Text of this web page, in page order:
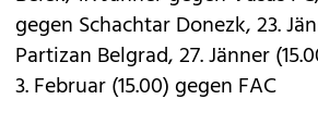
gegen Schachtar Donezk, 23.
Partizan Belgrad, 27. Jänner
3. Februar (15.00) gegen FAC